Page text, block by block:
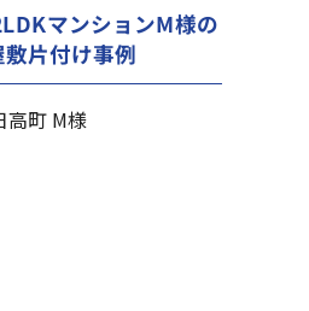
マンションM様の
敷片付け事例
高町 M様